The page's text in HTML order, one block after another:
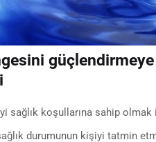
sağlık koşullarına sahip
durumunun kişiyi tatmin